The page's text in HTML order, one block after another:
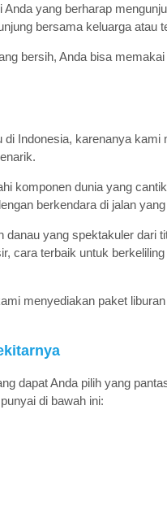
yang berharap
bersama keluarga atau
bersih, Anda bisa
di Indonesia, karenanya kami
komponen dunia yang
berkendara di jalan
yang spektakuler dari
cara terbaik untuk
menyediakan paket
dapat Anda pilih yang
di bawah ini: